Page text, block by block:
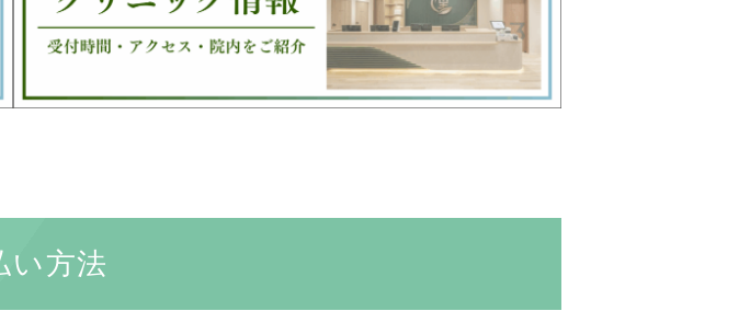
い方法